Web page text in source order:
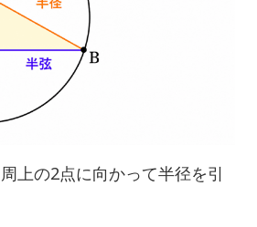
上の2点に向かって半径を引